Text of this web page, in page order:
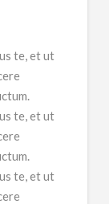
te, et ut
te, et ut
te, et ut